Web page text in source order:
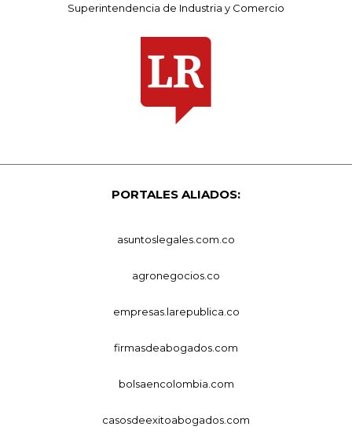
Superintendencia de Industria y Comercio
PORTALES ALIADOS:
asuntoslegales.com.co
agronegocios.co
empresas.larepublica.co
firmasdeabogados.com
bolsaencolombia.com
casosdeexitoabogados.com